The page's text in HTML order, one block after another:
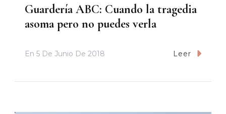
Guardería ABC: Cuando la tragedia
asoma pero no puedes verla
En 5 De Junio De 2018 Leer